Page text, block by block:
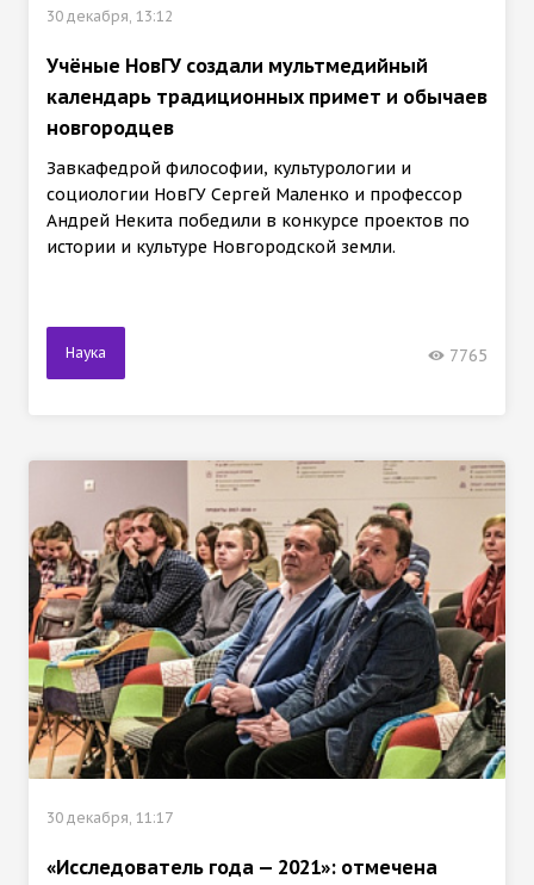
30 декабря, 13:12
Учёные НовГУ создали мультмедийный
календарь традиционных примет и обычаев
новгородцев
Завкафедрой философии, культурологии и
социологии НовГУ Сергей Маленко и профессор
Андрей Некита победили в конкурсе проектов по
истории и культуре Новгородской земли.
Наука 7765
30 декабря, 11:17
«Исследователь года — 2021»: отмечена